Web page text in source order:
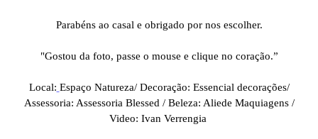
Parabéns ao casal e obrigado por nos escolher.
"Gostou da foto, passe o mouse e clique no coração.”
Local: Espaço Natureza/ Decoração: Essencial decorações/
Assessoria: Assessoria Blessed / Beleza: Aliede Maquiagens /
Video: Ivan Verrengia